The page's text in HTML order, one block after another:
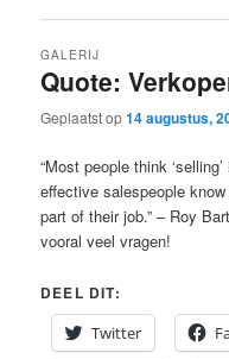
Quote:
GALERIJ
Geplaatst op14 augustus,
“Most people think
effective salespeople
part of their job.” – Roy
vooral veel vragen!
DEEL DIT:
Twitter